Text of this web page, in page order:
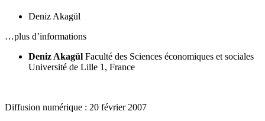
Deniz Akagül
…plus d’informations
Deniz Akagül Faculté des Sciences économiques et sociales
Université de Lille 1, France
Diffusion numérique : 20 février 2007